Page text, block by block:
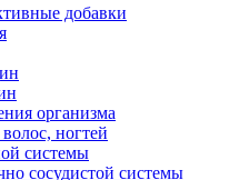
добавки
организма
ногтей
системы
сосудистой системы